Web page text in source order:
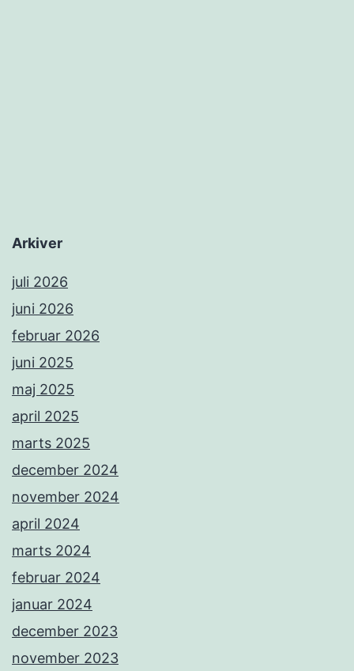
Arkiver
juli 2026
juni 2026
februar 2026
juni 2025
maj 2025
april 2025
marts 2025
december 2024
november 2024
april 2024
marts 2024
februar 2024
januar 2024
december 2023
november 2023